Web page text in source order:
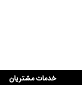
خدمات مشتریان